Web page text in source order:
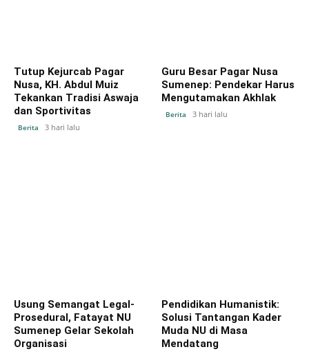
Tutup Kejurcab Pagar
Nusa, KH. Abdul Muiz
Tekankan Tradisi Aswaja
dan Sportivitas
Berita 3 hari lalu
Guru Besar Pagar Nusa
Sumenep: Pendekar Harus
Mengutamakan Akhlak
Berita 3 hari lalu
Usung Semangat Legal-
Prosedural, Fatayat NU
Sumenep Gelar Sekolah
Organisasi
Pendidikan Humanistik:
Solusi Tantangan Kader
Muda NU di Masa
Mendatang